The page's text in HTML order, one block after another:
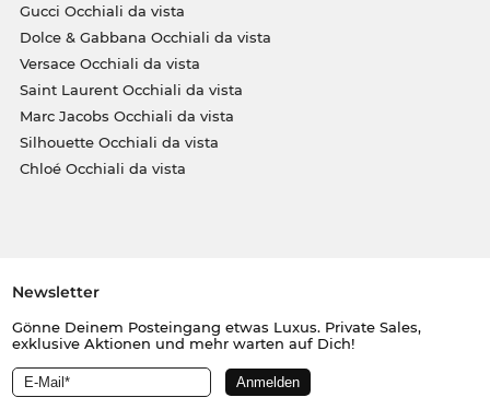
Gucci Occhiali da vista
Dolce & Gabbana Occhiali da vista
Versace Occhiali da vista
Saint Laurent Occhiali da vista
Marc Jacobs Occhiali da vista
Silhouette Occhiali da vista
Chloé Occhiali da vista
Newsletter
Gönne Deinem Posteingang etwas Luxus. Private Sales,
exklusive Aktionen und mehr warten auf Dich!